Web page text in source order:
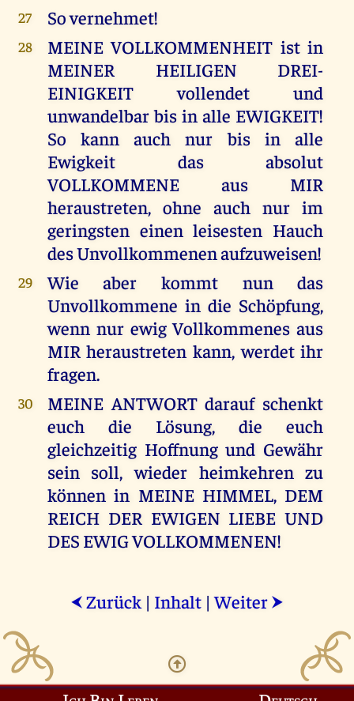
27 So vernehmet!
28
MEINE VOLLKOMMENHEIT ist in
MEINER HEILIGEN DREI-
EINIGKEIT vollendet und
unwandelbar bis in alle EWIGKEIT!
So kann auch nur bis in alle
Ewigkeit das absolut
VOLLKOMMENE aus MIR
heraustreten, ohne auch nur im
geringsten einen leisesten Hauch
des Unvollkommenen aufzuweisen!
29
Wie aber kommt nun das
Unvollkommene in die Schöpfung,
wenn nur ewig Vollkommenes aus
MIR heraustreten kann, werdet ihr
fragen.
30
MEINE ANTWORT darauf schenkt
euch die Lösung, die euch
gleichzeitig Hoffnung und Gewähr
sein soll, wieder heimkehren zu
können in MEINE HIMMEL, DEM
REICH DER EWIGEN LIEBE UND
DES EWIG VOLLKOMMENEN!
⮜ Zurück | Inhalt |Weiter ⮞